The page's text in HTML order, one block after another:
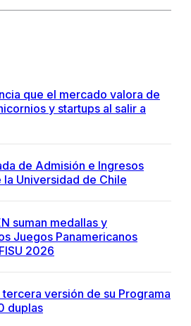
que el mercado valora de
y startups al salir a
de Admisión e Ingresos
Universidad de Chile
suman medallas y
Juegos Panamericanos
2026
versión de su Programa
duplas